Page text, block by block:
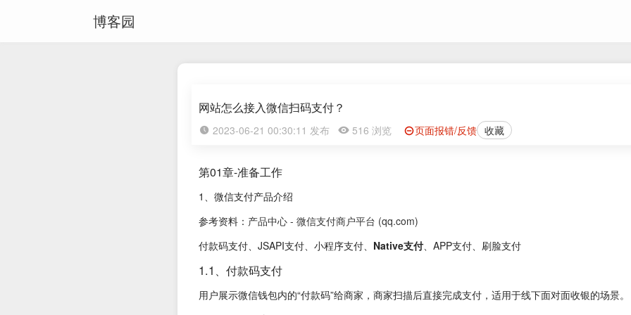
博客园
网站怎么接入微信扫码支付？
2023-06-21 00:30:11 发布 516 浏览 页面报错/反馈 收藏
第01章-准备工作
1、微信支付产品介绍
参考资料： 产品中心 - 微信支付商户平台 (qq.com)
付款码支付、JSAPI支付、小程序支付、 Native支付、APP支付、刷脸支付
1.1、付款码支付
用户展示微信钱包内的“付款码”给商家，商家扫描后直接完成支付，适用于线下面对面收银的场景。